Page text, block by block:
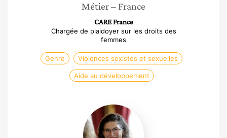
Métier– France
CARE France
Chargée de plaidoyer sur les droits des
femmes
Genre Violences sexistes et sexuelles
Aide au développement
Michelle
Perrot